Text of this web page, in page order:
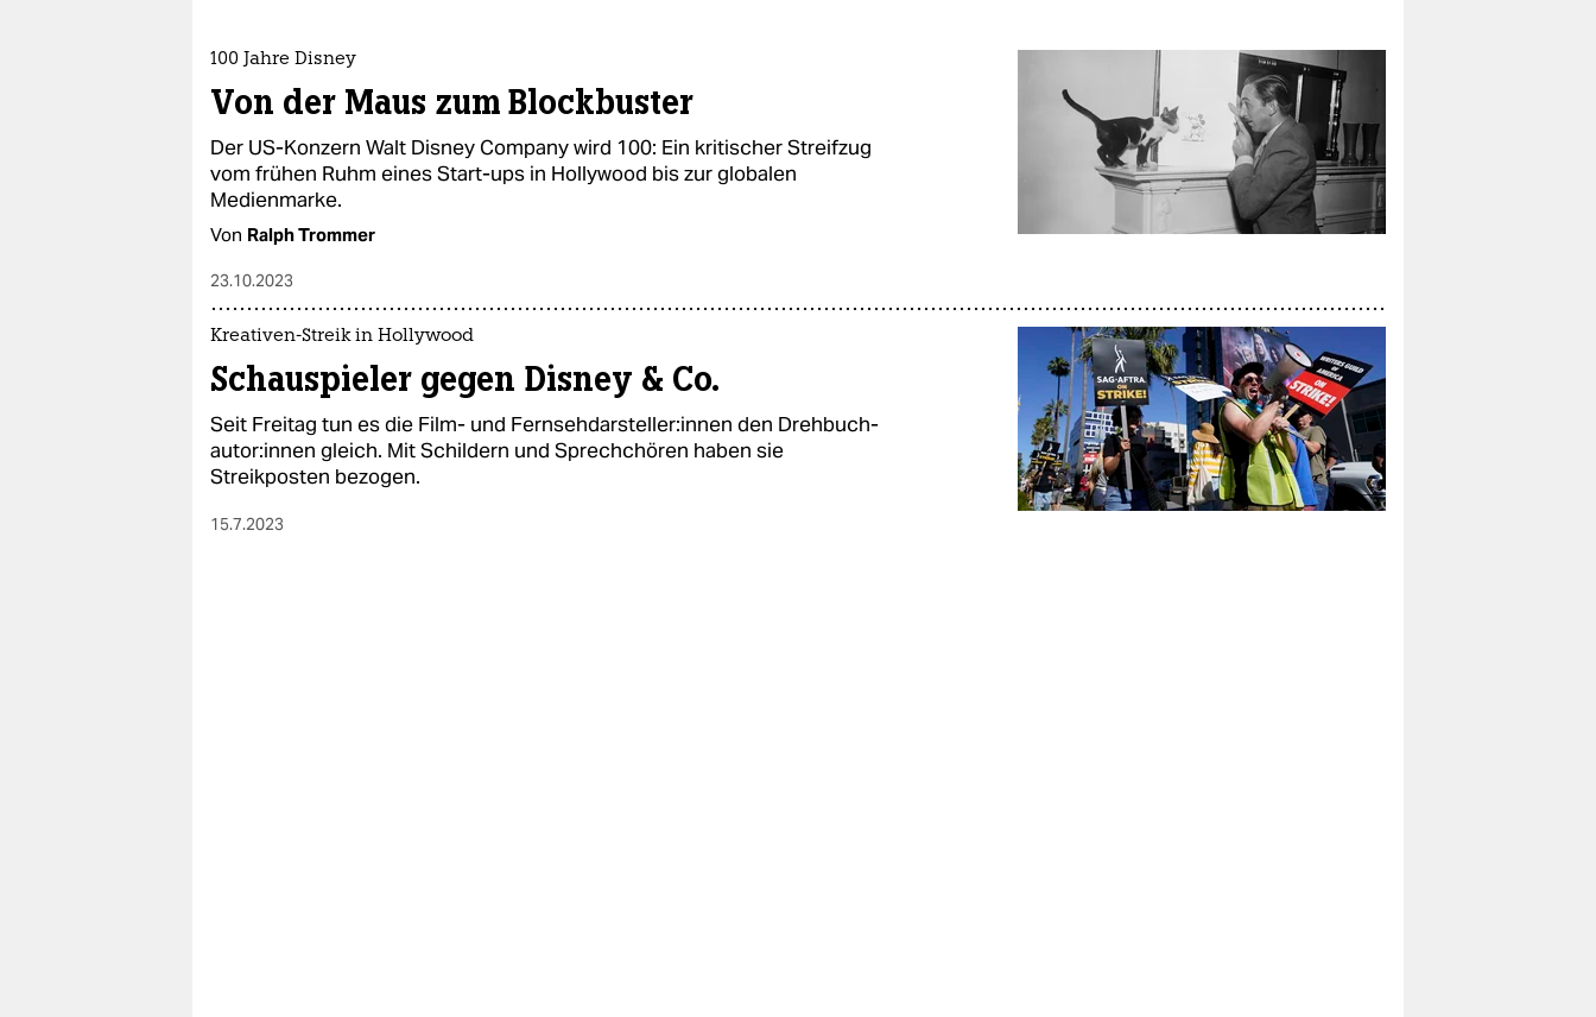
100 Jahre Disney
Von der Maus zum Blockbuster
Der US-Konzern Walt Disney Company wird 100: Ein kritischer Streifzug
vom frühen Ruhm eines Start-ups in Hollywood bis zur globalen
Medienmarke.
Von Ralph Trommer
23.10.2023
Kreativen-Streik in Hollywood
Schau­spie­le­r gegen Disney & Co.
Seit Freitag tun es die Film- und Fern­seh­dar­stel­le­r:in­nen den Dreh­buch­
au­to­r:in­nen gleich. Mit Schildern und Sprechchören haben sie
Streikposten bezogen.
15.7.2023